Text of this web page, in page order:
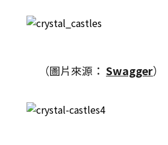
（圖片來源： Swagger）